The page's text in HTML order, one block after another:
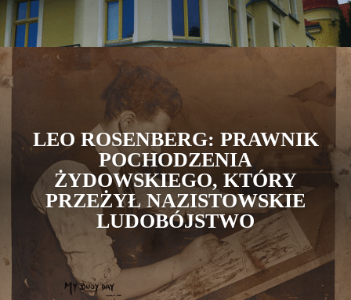
LEO ROSENBERG: PRAWNIK
POCHODZENIA
ŻYDOWSKIEGO, KTÓRY
PRZEŻYŁ NAZISTOWSKIE
LUDOBÓJSTWO